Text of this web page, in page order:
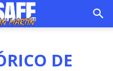
DE